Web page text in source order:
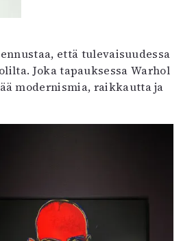
että tulevaisuudessa
Joka tapauksessa Warhol
modernismia, raikkautta ja